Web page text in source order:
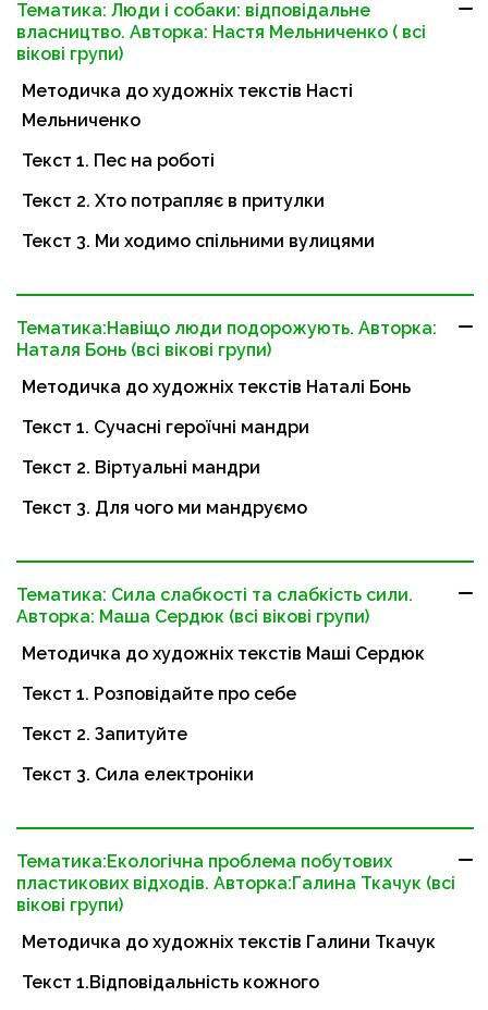
Тематика: Люди і собаки: відповідальне
власництво. Авторка: Настя Мельниченко ( всі
вікові групи)
Методичка до художніх текстів Насті
Мельниченко
Текст 1. Пес на роботі
Текст 2. Хто потрапляє в притулки
Текст 3. Ми ходимо спільними вулицями
Тематика:Навіщо люди подорожують. Авторка:
Наталя Бонь (всі вікові групи)
Методичка до художніх текстів Наталі Бонь
Текст 1. Сучасні героїчні мандри
Текст 2. Віртуальні мандри
Текст 3. Для чого ми мандруємо
Тематика: Сила слабкості та слабкість сили.
Авторка: Маша Сердюк (всі вікові групи)
Методичка до художніх текстів Маші Сердюк
Текст 1. Розповідайте про себе
Текст 2. Запитуйте
Текст 3. Сила електроніки
Тематика:Екологічна проблема побутових
пластикових відходів. Авторка:Галина Ткачук (всі
вікові групи)
Методичка до художніх текстів Галини Ткачук
Текст 1.Відповідальність кожного